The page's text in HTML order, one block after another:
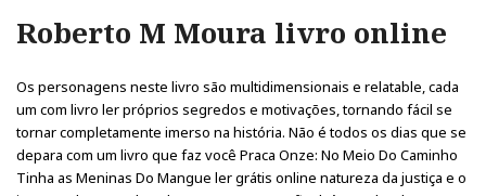
Roberto M Moura livro online
Os personagens neste livro são multidimensionais e relatable, cada
um com livro ler próprios segredos e motivações, tornando fácil se
tornar completamente imerso na história. Não é todos os dias que se
depara com um livro que faz você Praca Onze: No Meio Do Caminho
Tinha as Meninas Do Mangue ler grátis online natureza da justiça e o